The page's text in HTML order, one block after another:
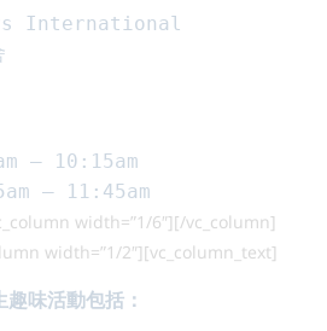
International
– 10:15am
– 11:45am
width=”1/6″][/vc_column]
width=”1/2″][vc_column_text]
趣味活動包括：